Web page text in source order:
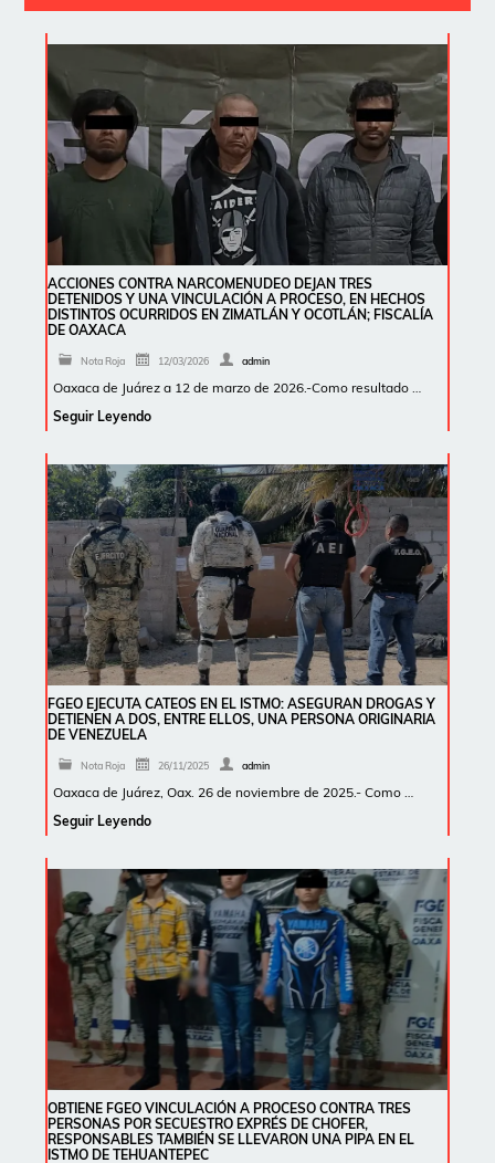
ACCIONES CONTRA NARCOMENUDEO DEJAN TRES
DETENIDOS Y UNA VINCULACIÓN A PROCESO, EN HECHOS
DISTINTOS OCURRIDOS EN ZIMATLÁN Y OCOTLÁN; FISCALÍA
DE OAXACA
Nota Roja 12/03/2026 admin
Oaxaca de Juárez a 12 de marzo de 2026.-Como resultado …
Seguir Leyendo
FGEO EJECUTA CATEOS EN EL ISTMO: ASEGURAN DROGAS Y
DETIENEN A DOS, ENTRE ELLOS, UNA PERSONA ORIGINARIA
DE VENEZUELA
Nota Roja 26/11/2025 admin
Oaxaca de Juárez, Oax. 26 de noviembre de 2025.- Como …
Seguir Leyendo
OBTIENE FGEO VINCULACIÓN A PROCESO CONTRA TRES
PERSONAS POR SECUESTRO EXPRÉS DE CHOFER,
RESPONSABLES TAMBIÉN SE LLEVARON UNA PIPA EN EL
ISTMO DE TEHUANTEPEC